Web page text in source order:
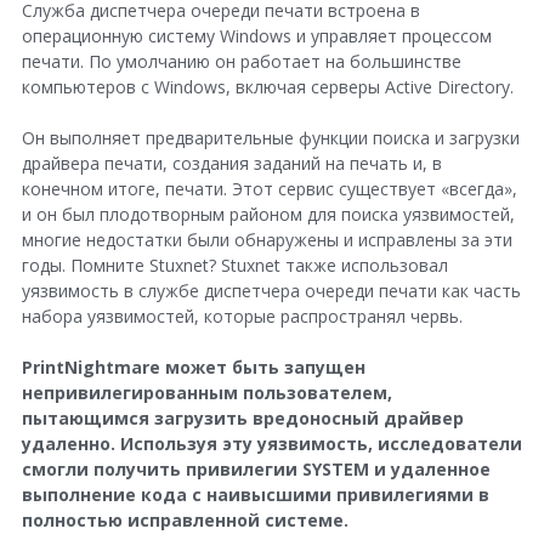
Служба диспетчера очереди печати встроена в
операционную систему Windows и управляет процессом
печати. По умолчанию он работает на большинстве
компьютеров с Windows, включая серверы Active Directory.
Он выполняет предварительные функции поиска и загрузки
драйвера печати, создания заданий на печать и, в
конечном итоге, печати. Этот сервис существует «всегда»,
и он был плодотворным районом для поиска уязвимостей,
многие недостатки были обнаружены и исправлены за эти
годы. Помните Stuxnet? Stuxnet также использовал
уязвимость в службе диспетчера очереди печати как часть
набора уязвимостей, которые распространял червь.
PrintNightmare может быть запущен
непривилегированным пользователем,
пытающимся загрузить вредоносный драйвер
удаленно. Используя эту уязвимость, исследователи
смогли получить привилегии SYSTEM и удаленное
выполнение кода с наивысшими привилегиями в
полностью исправленной системе.